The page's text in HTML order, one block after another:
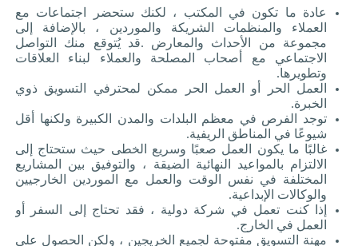
عادة ما تكون في المكتب ، لكنك ستحضر اجتماعات مع
العملاء والمنظمات الشريكة والموردين ، بالإضافة إلى
مجموعة من الأحداث والمعارض .قد يُتوقع منك التواصل
الاجتماعي مع أصحاب المصلحة والعملاء لبناء العلاقات
وتطويرها.
العمل الحر أو العمل الحر ممكن لمحترفي التسويق ذوي
الخبرة.
توجد الفرص في معظم البلدات والمدن الكبيرة ولكنها أقل
شيوعًا في المناطق الريفية.
غالبًا ما يكون العمل صعبًا وسريع الخطى حيث ستحتاج إلى
الالتزام بالمواعيد النهائية الضيقة ، والتوفيق بين المشاريع
المختلفة في نفس الوقت والعمل مع الموردين الخارجيين
والوكالات الإبداعية.
إذا كنت تعمل في شركة دولية ، فقد تحتاج إلى السفر أو
العمل في الخارج.
مهنة التسويق مفتوحة لجميع الخريجين ، ولكن الحصول على